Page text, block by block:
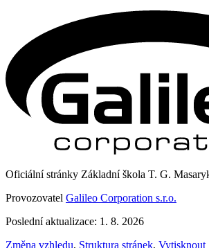
Oficiální stránky Základní škola T. G.
Provozovatel Galileo Corporation s.r.o.
Poslední aktualizace: 1. 8. 2026
Změna vzhledu, Struktura stránek, Vytisknout